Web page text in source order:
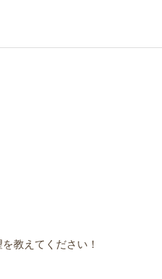
教えてください！